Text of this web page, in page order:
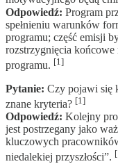
Odpowiedź: Program
spełnieniu warunków
programu; część emisji
rozstrzygnięcia końcowe
programu. [1]
Pytanie: Czy pojawi się
znane kryteria? [1]
Odpowiedź: Kolejny
jest postrzegany jako
kluczowych
niedalekiej przyszłości”.